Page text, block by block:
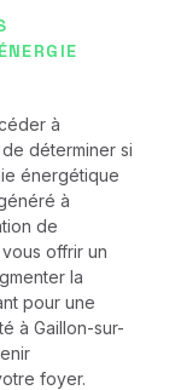
à
déterminer si
énergétique
à
de
offrir un
la
pour une
à Gaillon-sur-
foyer.